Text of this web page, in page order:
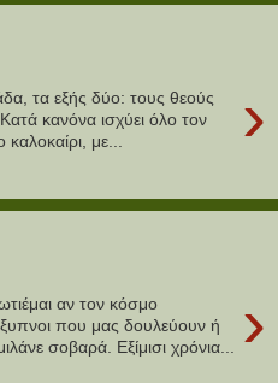
›
τα εξής δύο: τους θεούς
κανόνα ισχύει όλο τον
με...
›
αν τον κόσμο
που μας δουλεύουν ή
σοβαρά. Εξίμισι χρόνια...